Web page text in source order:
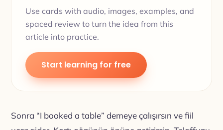
Use cards with audio, images, examples, and
spaced review to turn the idea from this
article into practice.
Start learning for free
Sonra “I booked a table” demeye çalışırsın ve fiil